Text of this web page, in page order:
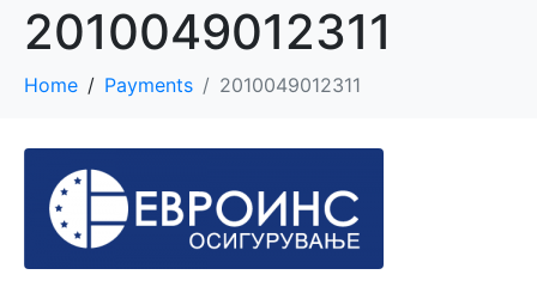
2010049012311
Home Payments 2010049012311